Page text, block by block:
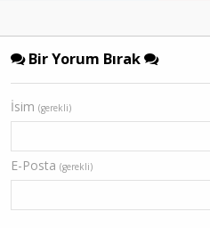
Bir Yorum Bırak
İsim (gerekli)
E-Posta (gerekli)